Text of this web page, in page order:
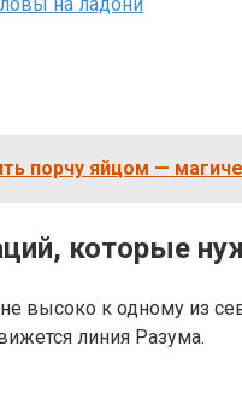
порчу яйцом —
которые
высоко к одному из
линия Разума.